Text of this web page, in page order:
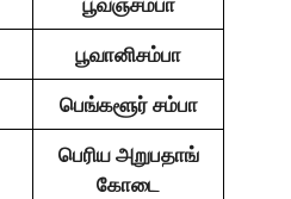
பூவானிசம்பா
பெங்களூர் சம்பா
பெரிய அறுபதாங்
கோடை